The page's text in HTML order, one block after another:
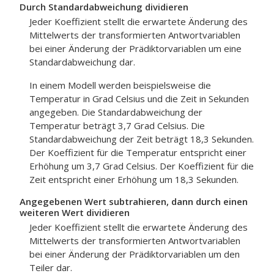
Durch Standardabweichung dividieren
Jeder Koeffizient stellt die erwartete Änderung des
Mittelwerts der transformierten Antwortvariablen
bei einer Änderung der Prädiktorvariablen um eine
Standardabweichung dar.
In einem Modell werden beispielsweise die
Temperatur in Grad Celsius und die Zeit in Sekunden
angegeben. Die Standardabweichung der
Temperatur beträgt 3,7 Grad Celsius. Die
Standardabweichung der Zeit beträgt 18,3 Sekunden.
Der Koeffizient für die Temperatur entspricht einer
Erhöhung um 3,7 Grad Celsius. Der Koeffizient für die
Zeit entspricht einer Erhöhung um 18,3 Sekunden.
Angegebenen Wert subtrahieren, dann durch einen
weiteren Wert dividieren
Jeder Koeffizient stellt die erwartete Änderung des
Mittelwerts der transformierten Antwortvariablen
bei einer Änderung der Prädiktorvariablen um den
Teiler dar.